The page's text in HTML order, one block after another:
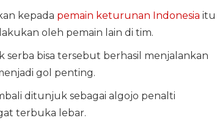
kepada pemain keturunan Indonesia itu
oleh pemain lain di tim.
serba bisa tersebut berhasil menjalankan
gol penting.
ditunjuk sebagai algojo penalti
terbuka lebar.